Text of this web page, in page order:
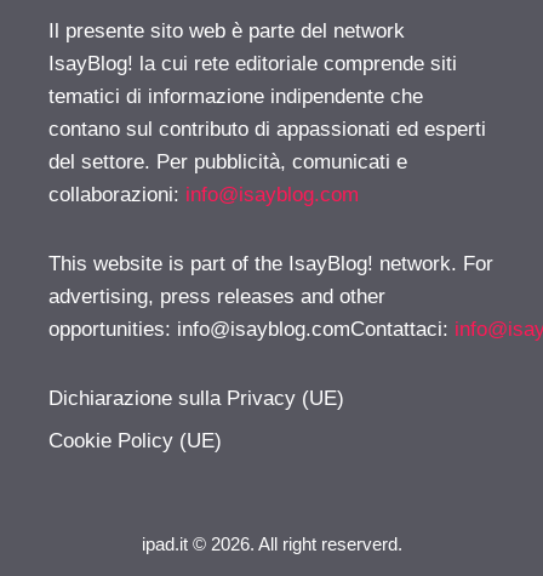
Il presente sito web è parte del network
IsayBlog! la cui rete editoriale comprende siti
tematici di informazione indipendente che
contano sul contributo di appassionati ed esperti
del settore. Per pubblicità, comunicati e
collaborazioni: info@isayblog.com
This website is part of the IsayBlog! network. For
advertising, press releases and other
opportunities: info@isayblog.comContattaci:
Dichiarazione sulla Privacy (UE)
Cookie Policy (UE)
ipad.it © 2026. All right reserverd.